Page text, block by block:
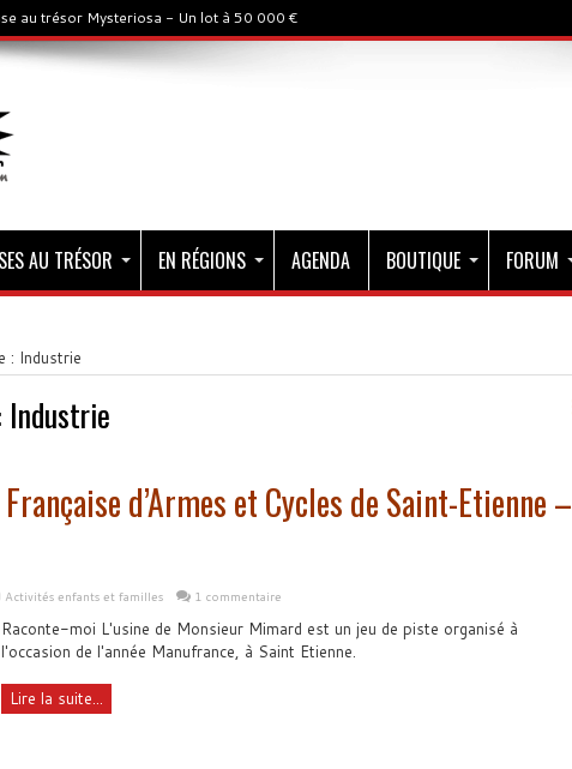
au trésor Mysteriosa - Un lot à 50 000 €
AU TRÉSOR EN RÉGIONS AGENDA BOUTIQUE FORUM
: Industrie
Industrie
d’Armes et Cycles de Saint-Etienne –
Activités enfants et familles 1 commentaire
Raconte-moi L'usine de Monsieur Mimard est un jeu de piste organisé à
l'occasion de l'année Manufrance, à Saint Etienne.
Lire la suite...